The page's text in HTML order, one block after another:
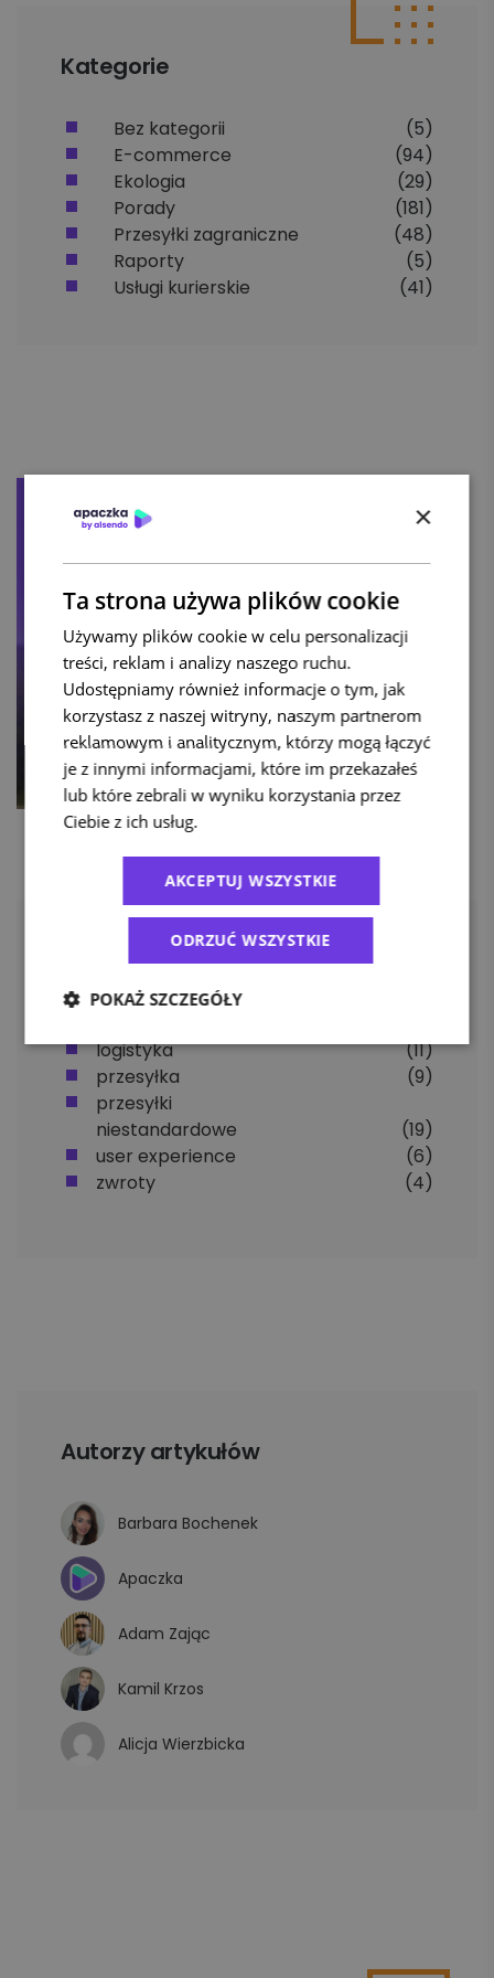
Kategorie
Bez kategorii
(5)
E-commerce
(94)
Ekologia
(29)
Porady
(181)
Przesyłki zagraniczne
(48)
Raporty
(5)
Usługi kurierskie
(41)
logistyka
(11)
przesyłka
(9)
przesyłki
niestandardowe
(19)
user experience
(6)
zwroty
(4)
Autorzy artykułów
Barbara Bochenek
Apaczka
Adam Zając
Kamil Krzos
Alicja Wierzbicka
×
Ta strona używa plików cookie
Używamy plików cookie w celu personalizacji
treści, reklam i analizy naszego ruchu.
Udostępniamy również informacje o tym, jak
korzystasz z naszej witryny, naszym partnerom
reklamowym i analitycznym, którzy mogą łączyć
je z innymi informacjami, które im przekazałeś
lub które zebrali w wyniku korzystania przez
Ciebie z ich usług.
AKCEPTUJ WSZYSTKIE
ODRZUĆ WSZYSTKIE
POKAŻ SZCZEGÓŁY